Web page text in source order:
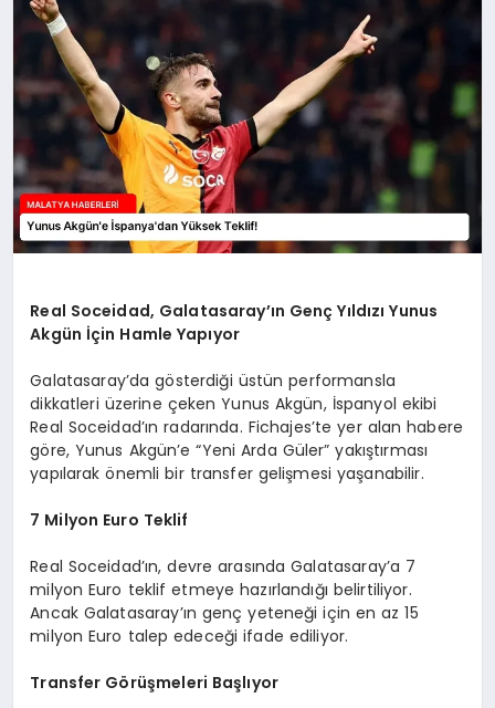
MAGAZIN
SAĞLIK
SIYASET
SPOR
Real Soceidad, Galatasaray’ın Genç Yıldızı Yunus
Akgün İçin Hamle Yapıyor
Galatasaray’da gösterdiği üstün performansla
dikkatleri üzerine çeken Yunus Akgün, İspanyol ekibi
Real Soceidad’ın radarında. Fichajes’te yer alan habere
göre, Yunus Akgün’e “Yeni Arda Güler” yakıştırması
yapılarak önemli bir transfer gelişmesi yaşanabilir.
7 Milyon Euro Teklif
Real Soceidad’ın, devre arasında Galatasaray’a 7
milyon Euro teklif etmeye hazırlandığı belirtiliyor.
Ancak Galatasaray’ın genç yeteneği için en az 15
milyon Euro talep edeceği ifade ediliyor.
Transfer Görüşmeleri Başlıyor